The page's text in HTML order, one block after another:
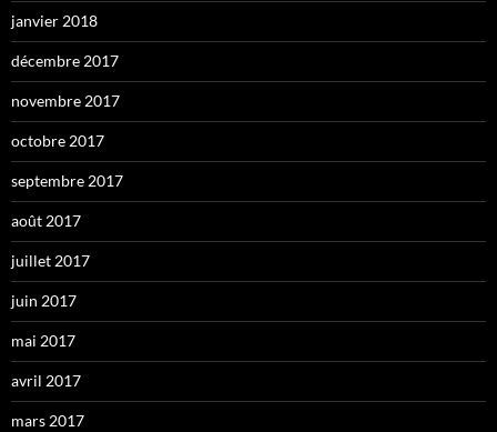
janvier 2018
décembre 2017
novembre 2017
octobre 2017
septembre 2017
août 2017
juillet 2017
juin 2017
mai 2017
avril 2017
mars 2017